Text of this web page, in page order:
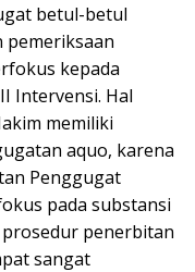
betul-betul
kepada
Intervensi. Hal
memiliki
aquo, karena
Penggugat
pada substansi
penerbitan
sangat